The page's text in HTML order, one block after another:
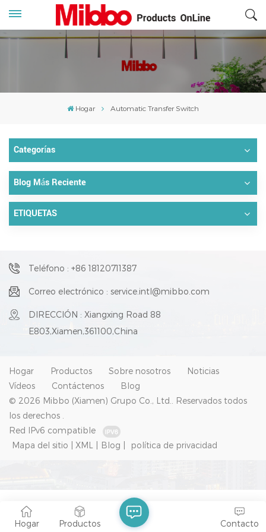
Hogar Automatic Transfer Switch
Categorías
Blog Más Reciente
ETIQUETAS
Teléfono : +86 18120711387
Correo electrónico : service.intl@mibbo.com
DIRECCIÓN : Xiangxing Road 88
E803,Xiamen,361100,China
Hogar Productos Sobre nosotros
Noticias
Vídeos
Contáctenos
Blog
© 2026 Mibbo (Xiamen) Grupo Co., Ltd.. Reservados todos
los derechos .
Red IPv6 compatible
Mapa del sitio
XML Blog política de privacidad
Hogar Productos Contacto